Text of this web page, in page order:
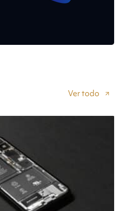
Ver todo